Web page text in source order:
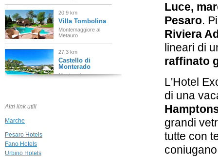
Luce,
Pesaro.
Riviera
lineari di
raffinato
L'Hotel
di una
grandi
tutte con
20,9 km
Villa Tombolina
Montemaggiore al
Metauro
27,3 km
Castello di
Monterado
Monterado
Altri link utili
Marche
Pesaro Hotels
Fano Hotels
Urbino Hotels